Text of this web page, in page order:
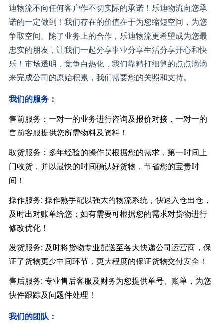
迪物流不向任何客户作不切实际的承诺！乐迪物流向您承
诺的一定做到！我们存在的价值在于为您缩短空间，为您
争取空间。除了业务上的合作，乐迪物流更希望成为您最
忠实的朋友，让我们一起分享事业分享生活分享开心和快
乐！市场透明，竞争白热化，我们靠精打细算的点点滴滴
来完成公司的原始积累，我们需要您的关照和支持。
我们的服务：
售前服务：一对一的业务进行咨询及报价对接，一对一的
售前客服提供您所需物料及资料！
取货服务：多年经验的操作员根据您的需求，第一时间上
门收货，并以最快的时间确认好货物，节省您的宝贵时
间！
操作服务: 操作熟手配以强大的物流系统，快速入仓出仓，
及时出对账单给您；如有需要可根据您的需求对货物进行
修改优化！
发货服务: 及时将货物专业配送至各大快递公司运营商，保
证了货物更少中间环节，更大程度的保证货物交付安全！
售后服务: 专业售后客服及财务为您提供单号、账单，为您
快件跟踪及问题件处理！
我们的团队：